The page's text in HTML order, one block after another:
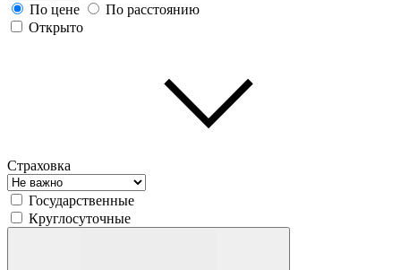
По цене
По расстоянию
Открыто
Страховка
Государственные
Круглосуточные